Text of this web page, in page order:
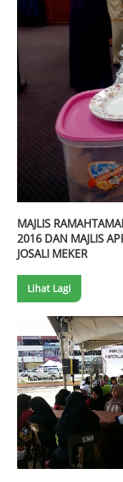
MAJLIS
2016 DAN MAJLIS
JOSALI MEKER
Lihat Lagi